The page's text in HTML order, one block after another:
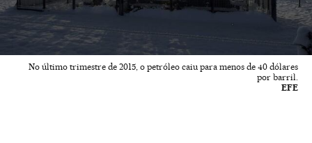
No último trimestre de 2015, o petróleo caiu para menos de 40 dólares
por barril.
EFE